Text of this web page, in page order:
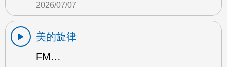
2026/07/07
美的旋律
FM…